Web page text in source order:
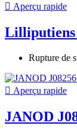
 Aperçu rapide
Lilliputiens
Rupture de
 Aperçu rapide
JANOD